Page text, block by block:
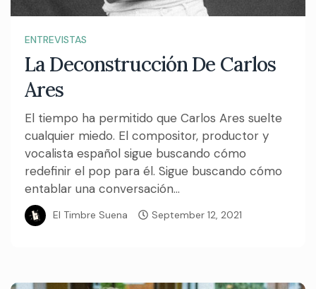
ENTREVISTAS
La Deconstrucción De Carlos
Ares
El tiempo ha permitido que Carlos Ares suelte
cualquier miedo. El compositor, productor y
vocalista español sigue buscando cómo
redefinir el pop para él. Sigue buscando cómo
entablar una conversación...
El Timbre Suena September 12, 2021